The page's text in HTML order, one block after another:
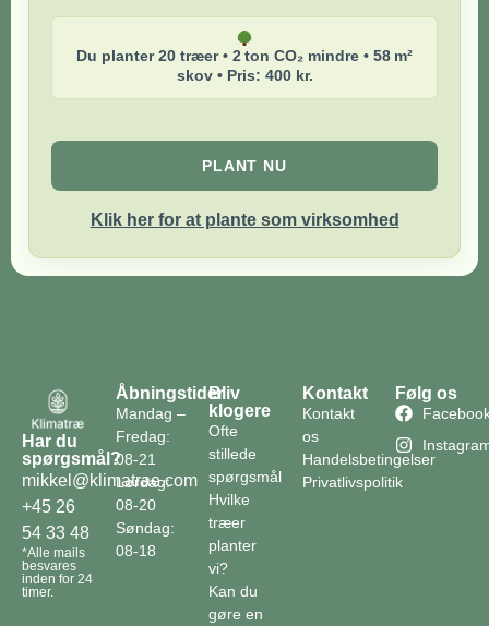
Du planter 20 træer • 2 ton CO₂ mindre • 58 m²
skov • Pris: 400 kr.
PLANT NU
Klik her for at plante som virksomhed
Har du
spørgsmål?
mikkel@klimatrae.com
+45 26
54 33 48
*Alle mails
besvares
inden for 24
timer.
Åbningstider
Mandag –
Fredag:
08-21
Lørdag:
08-20
Søndag:
08-18
Bliv
klogere
Ofte
stillede
spørgsmål
Hvilke
træer
planter
vi?
Kan du
gøre en
Kontakt
Kontakt
os
Handelsbetingelser
Privatlivspolitik
Følg os